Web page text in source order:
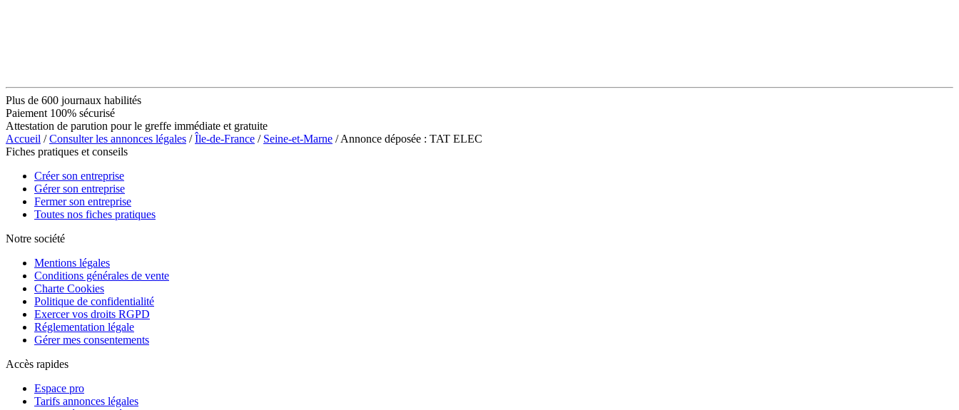
Plus de 600 journaux habilités
Paiement 100% sécurisé
Attestation de parution pour le greffe immédiate et gratuite
Accueil /Consulter les annonces légales /Île-de-France / Seine-et-Marne / Annonce déposée : TAT ELEC
Fiches pratiques et conseils
Créer son entreprise
Gérer son entreprise
Fermer son entreprise
Toutes nos fiches pratiques
Notre société
Mentions légales
Conditions générales de vente
Charte Cookies
Politique de confidentialité
Exercer vos droits RGPD
Réglementation légale
Gérer mes consentements
Accès rapides
Espace pro
Tarifs annonces légales